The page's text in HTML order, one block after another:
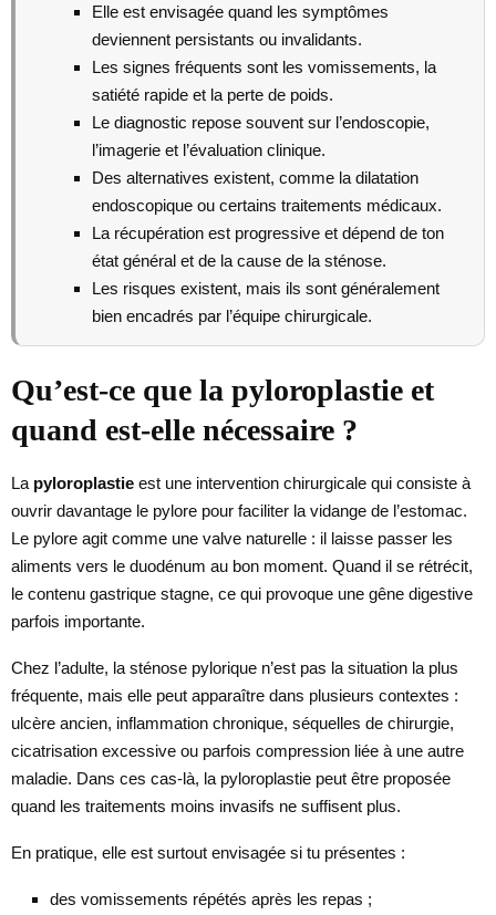
Elle est envisagée quand les symptômes
deviennent persistants ou invalidants.
Les signes fréquents sont les vomissements, la
satiété rapide et la perte de poids.
Le diagnostic repose souvent sur l’endoscopie,
l’imagerie et l’évaluation clinique.
Des alternatives existent, comme la dilatation
endoscopique ou certains traitements médicaux.
La récupération est progressive et dépend de ton
état général et de la cause de la sténose.
Les risques existent, mais ils sont généralement
bien encadrés par l’équipe chirurgicale.
Qu’est-ce que la pyloroplastie et
quand est-elle nécessaire ?
La pyloroplastie est une intervention chirurgicale qui consiste à
ouvrir davantage le pylore pour faciliter la vidange de l’estomac.
Le pylore agit comme une valve naturelle : il laisse passer les
aliments vers le duodénum au bon moment. Quand il se rétrécit,
le contenu gastrique stagne, ce qui provoque une gêne digestive
parfois importante.
Chez l’adulte, la sténose pylorique n’est pas la situation la plus
fréquente, mais elle peut apparaître dans plusieurs contextes :
ulcère ancien, inflammation chronique, séquelles de chirurgie,
cicatrisation excessive ou parfois compression liée à une autre
maladie. Dans ces cas-là, la pyloroplastie peut être proposée
quand les traitements moins invasifs ne suffisent plus.
En pratique, elle est surtout envisagée si tu présentes :
des vomissements répétés après les repas ;